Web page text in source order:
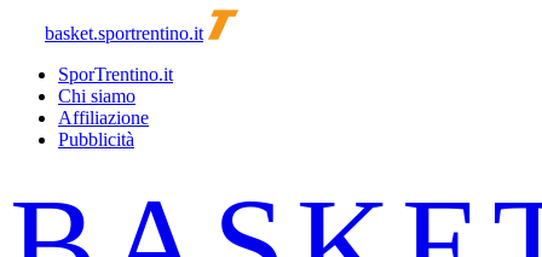
basket.sportrentino.it
SporTrentino.it
Chi siamo
Affiliazione
Pubblicità